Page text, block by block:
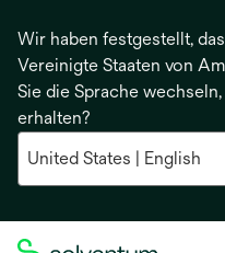
Wir haben festgestellt,
Vereinigte Staaten von
Sie die Sprache
erhalten?